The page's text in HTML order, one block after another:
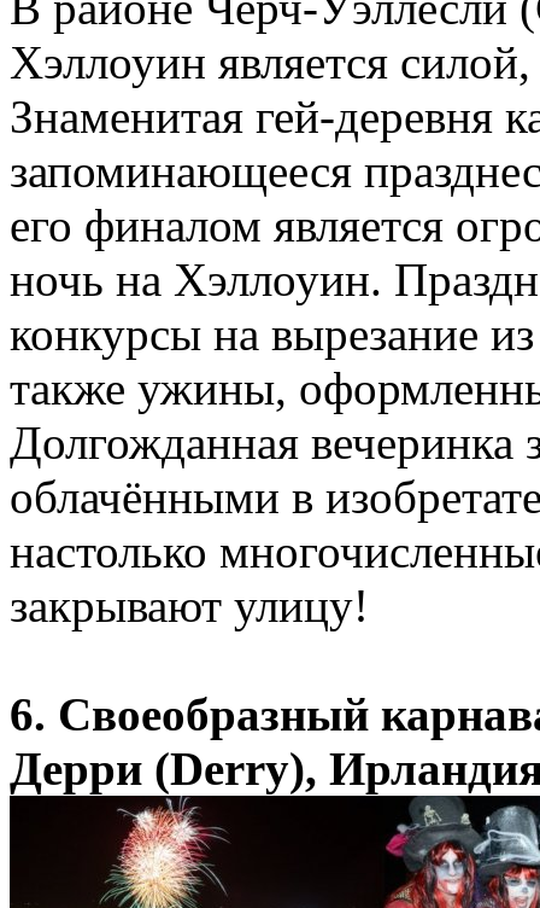
Хэллоуин является
Знаменитая гей-деревня
запоминающееся
его финалом является
ночь на Хэллоуин.
конкурсы на вырезание
также ужины,
Долгожданная вечеринка
облачёнными в
настолько
закрывают улицу!
6. Своеобразный
Дерри (Derry),